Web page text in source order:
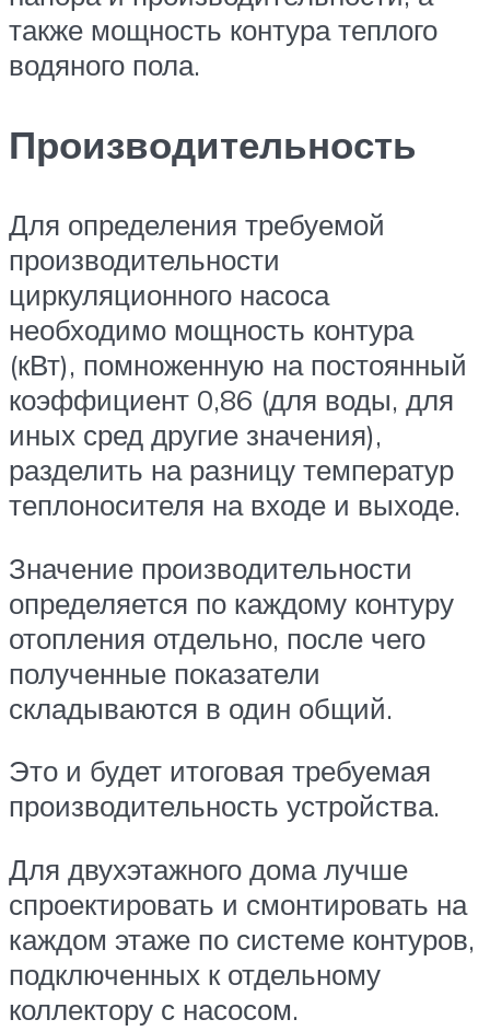
также мощность контура теплого
водяного пола.
Производительность
Для определения требуемой
производительности
циркуляционного насоса
необходимо мощность контура
(кВт), помноженную на постоянный
коэффициент 0,86 (для воды, для
иных сред другие значения),
разделить на разницу температур
теплоносителя на входе и выходе.
Значение производительности
определяется по каждому контуру
отопления отдельно, после чего
полученные показатели
складываются в один общий.
Это и будет итоговая требуемая
производительность устройства.
Для двухэтажного дома лучше
спроектировать и смонтировать на
каждом этаже по системе контуров,
подключенных к отдельному
коллектору с насосом.